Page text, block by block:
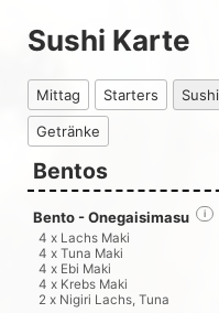
Sushi Karte
Mittag Starters Sushi
Getränke
Bentos
Bento - Onegaisimasu i
4 x Lachs Maki
4 x Tuna Maki
4 x Ebi Maki
4 x Krebs Maki
2 x Nigiri Lachs, Tuna